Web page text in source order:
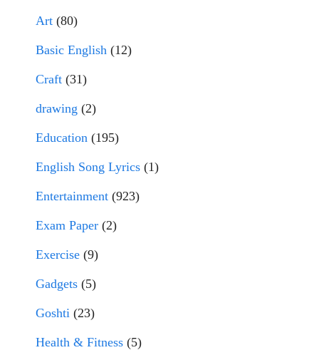
Art (80)
Basic English (12)
Craft (31)
drawing (2)
Education (195)
English Song Lyrics (1)
Entertainment (923)
Exam Paper (2)
Exercise (9)
Gadgets (5)
Goshti (23)
Health & Fitness (5)